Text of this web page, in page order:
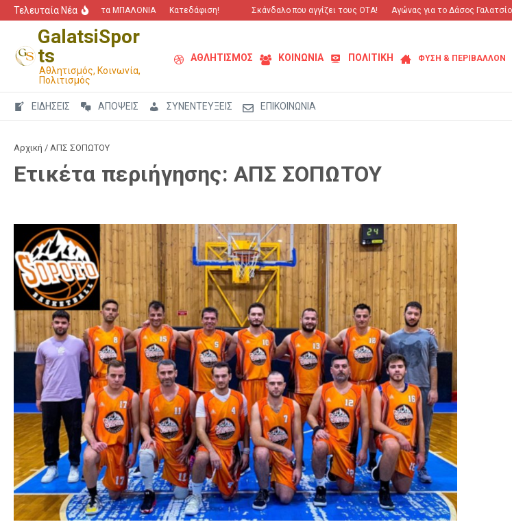
Μετάβαση στο περιεχόμενο
Τελευταία Νέα
“Πόλεμος” για τα ΜΠΑΛΟΝΙΑ Κατεδάφιση! Σκάνδαλο που αγγίζει τους ΟΤΑ! Αγώνας για το Δάσος Γαλατσίου!
GalatsiSpor
ts
Αθλητισμός, Κοινωνία,
Πολιτισμός
ΑΘΛΗΤΙΣΜΟΣ ΚΟΙΝΩΝΙΑ ΠΟΛΙΤΙΚΗ ΦΥΣΗ & ΠΕΡΙΒΑΛΛΟΝ
ΕΙΔΗΣΕΙΣ ΑΠΟΨΕΙΣ ΣΥΝΕΝΤΕΥΞΕΙΣ ΕΠΙΚΟΙΝΩΝΙΑ
Αρχική / ΑΠΣ ΣΟΠΩΤΟΥ
Ετικέτα περιήγησης: ΑΠΣ ΣΟΠΩΤΟΥ